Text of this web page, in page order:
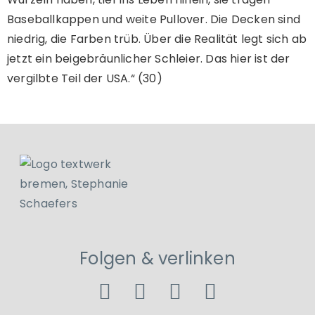
Baseballkappen und weite Pullover. Die Decken sind
niedrig, die Farben trüb. Über die Realität legt sich ab
jetzt ein beigebräunlicher Schleier. Das hier ist der
vergilbte Teil der USA.“ (30)
Folgen & verlinken